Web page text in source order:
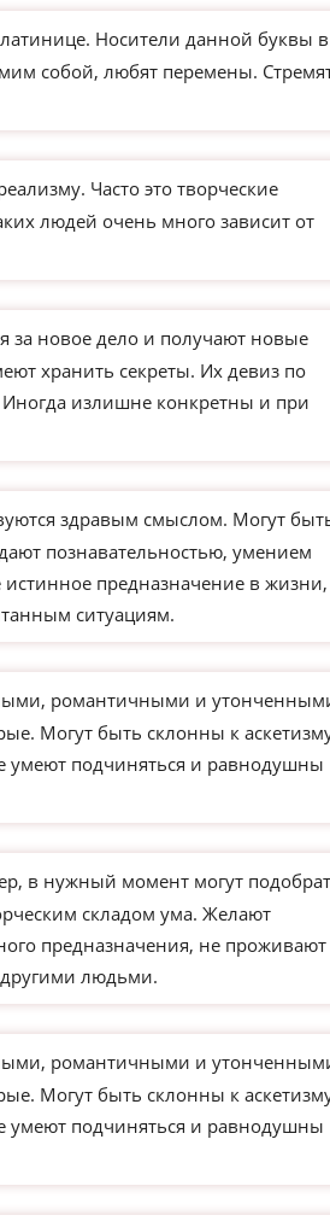
Носители данной буквы в
собой, любят перемены.
Часто это творческие
людей очень много зависит от
за новое дело и получают новые
хранить секреты. Их девиз по
излишне конкретны и при
здравым смыслом. Могут
познавательностью, умением
предназначение в жизни,
ситуациям.
романтичными и
Могут быть склонны к
умеют подчиняться и равнодушны
в нужный момент могут
складом ума. Желают
предназначения, не проживают
людьми.
романтичными и
Могут быть склонны к
умеют подчиняться и равнодушны